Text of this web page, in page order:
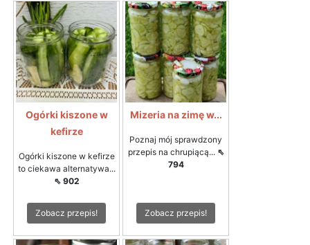
Ogórki kiszone w
kefirze
Ogórki kiszone w kefirze
to ciekawa alternatywa...
⇖ 902
Zobacz przepis!
Mizeria na zimę w...
Poznaj mój sprawdzony
przepis na chrupiącą... ⇖
794
Zobacz przepis!